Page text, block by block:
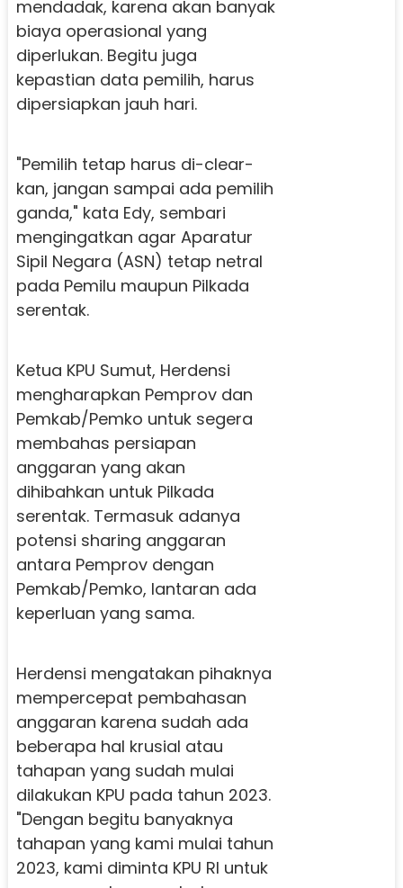
mendadak, karena akan banyak
biaya operasional yang
diperlukan. Begitu juga
kepastian data pemilih, harus
dipersiapkan jauh hari.
"Pemilih tetap harus di-clear-
kan, jangan sampai ada pemilih
ganda," kata Edy, sembari
mengingatkan agar Aparatur
Sipil Negara (ASN) tetap netral
pada Pemilu maupun Pilkada
serentak.
Ketua KPU Sumut, Herdensi
mengharapkan Pemprov dan
Pemkab/Pemko untuk segera
membahas persiapan
anggaran yang akan
dihibahkan untuk Pilkada
serentak. Termasuk adanya
potensi sharing anggaran
antara Pemprov dengan
Pemkab/Pemko, lantaran ada
keperluan yang sama.
Herdensi mengatakan pihaknya
mempercepat pembahasan
anggaran karena sudah ada
beberapa hal krusial atau
tahapan yang sudah mulai
dilakukan KPU pada tahun 2023.
"Dengan begitu banyaknya
tahapan yang kami mulai tahun
2023, kami diminta KPU RI untuk